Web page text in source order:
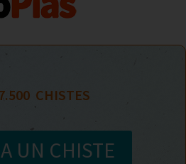
  CHISTES
UN CHISTE